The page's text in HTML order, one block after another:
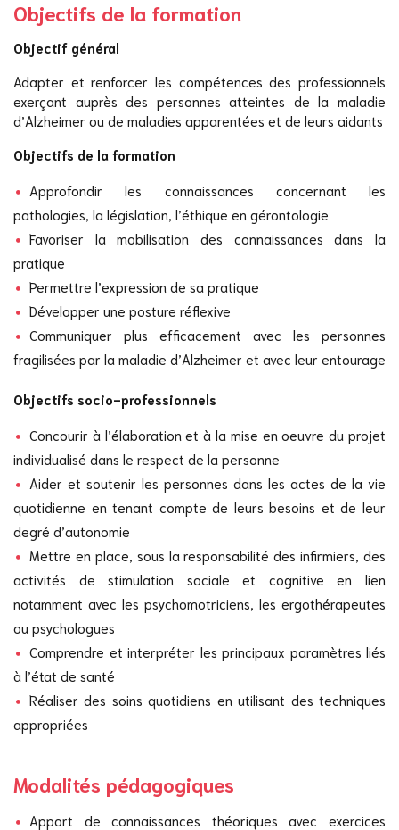
Objectifs de la formation
Objectif général
Adapter et renforcer les compétences des professionnels
exerçant auprès des personnes atteintes de la maladie
d’Alzheimer ou de maladies apparentées et de leurs aidants
Objectifs de la formation
Approfondir les connaissances concernant les
pathologies, la législation, l’éthique en gérontologie
Favoriser la mobilisation des connaissances dans la
pratique
Permettre l’expression de sa pratique
Développer une posture réflexive
Communiquer plus efficacement avec les personnes
fragilisées par la maladie d’Alzheimer et avec leur entourage
Objectifs socio-professionnels
Concourir à l’élaboration et à la mise en oeuvre du projet
individualisé dans le respect de la personne
Aider et soutenir les personnes dans les actes de la vie
quotidienne en tenant compte de leurs besoins et de leur
degré d’autonomie
Mettre en place, sous la responsabilité des infirmiers, des
activités de stimulation sociale et cognitive en lien
notamment avec les psychomotriciens, les ergothérapeutes
ou psychologues
Comprendre et interpréter les principaux paramètres liés
à l’état de santé
Réaliser des soins quotidiens en utilisant des techniques
appropriées
Modalités pédagogiques
Apport de connaissances théoriques avec exercices